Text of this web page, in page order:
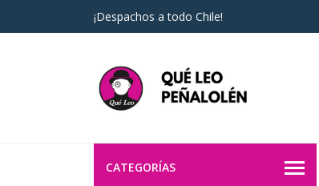
¡Despachos a todo Chile!
CATEGORÍAS